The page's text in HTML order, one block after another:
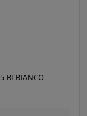
BI BIANCO